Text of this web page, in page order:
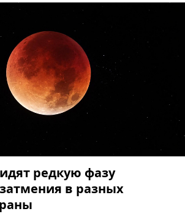
редкую фазу
в разных